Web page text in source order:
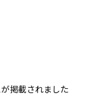
掲載されました